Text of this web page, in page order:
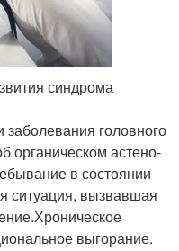
синдрома
головного
органическом астено-
в состоянии
ситуация, вызвавшая
выгорание.